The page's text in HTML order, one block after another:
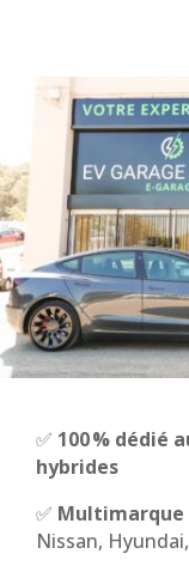
✅ 100 % dédié
hybrides
✅ Multimarque
Nissan,